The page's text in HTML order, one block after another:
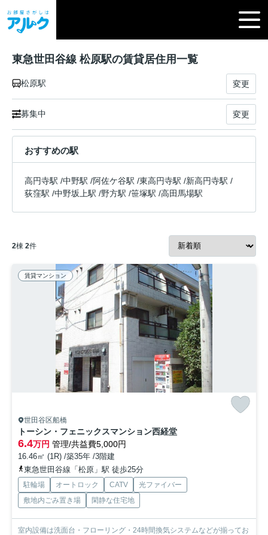
東急世田谷線 松原駅の賃貸居住用一覧
松原駅 変更
募集中 変更
おすすめの駅
高円寺駅 /中野駅 /阿佐ケ谷駅 /東高円寺駅 /新高円寺駅 /
荻窪駅 /中野坂上駅 /野方駅 /笹塚駅 /高田馬場駅
2棟 2件
賃貸マンション
世田谷区船橋
トーシン・フェニックスマンション西経堂
6.4万円 管理/共益費5,000円
16.46㎡ (1R) /築35年 /3階建
東急世田谷線「松原」駅 徒歩25分
駐輪場 オートロック CATV
光ファイバー
敷地内ごみ置き場
閑静な住宅地
室内設備は洗面台・フローリング・24時間換気システムなどが揃ってお